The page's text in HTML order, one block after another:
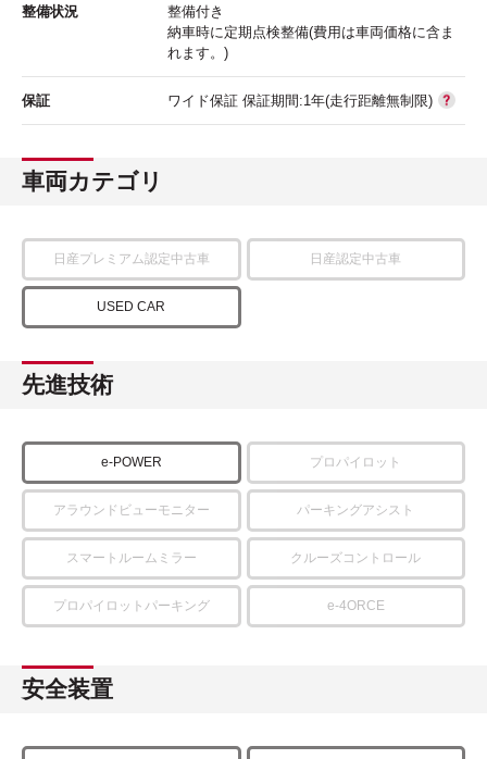
整備状況
整備付き
納車時に定期点検整備(費用は車両価格に含ま
れます。)
保証 ワイド保証 保証期間:1年(走行距離無制限)
車両カテゴリ
日産プレミアム認定中古車 日産認定中古車
USED CAR
先進技術
e-POWER プロパイロット
アラウンドビューモニター パーキングアシスト
スマートルームミラー クルーズコントロール
プロパイロットパーキング e-4ORCE
安全装置